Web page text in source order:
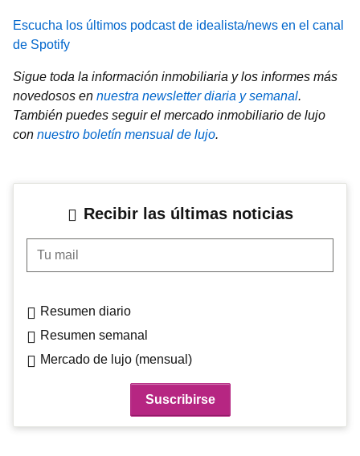
Escucha los últimos podcast de idealista/news en el canal
de Spotify
Sigue toda la información inmobiliaria y los informes más
novedosos en nuestra newsletter diaria y semanal.
También puedes seguir el mercado inmobiliario de lujo
con nuestro boletín mensual de lujo.
Recibir las últimas noticias
Tu mail
Resumen diario
Resumen semanal
Mercado de lujo (mensual)